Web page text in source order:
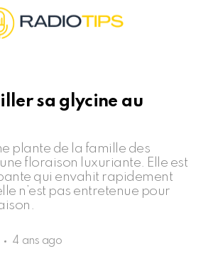
sa glycine au
plante de la famille des
floraison luxuriante. Elle est
qui envahit rapidement
n’est pas entretenue pour
4 ans ago